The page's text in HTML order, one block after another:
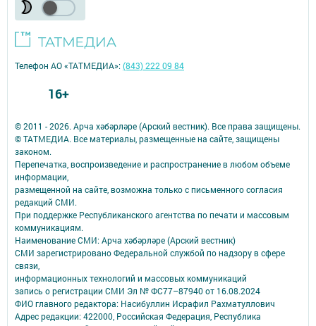
© 2011 - 2026. Арча хәбәрләре (Арский вестник). Все права защищены.
© ТАТМЕДИА. Все материалы, размещенные на сайте, защищены
законом.
Перепечатка, воспроизведение и распространение в любом объеме
информации,
размещенной на сайте, возможна только с письменного согласия
редакций СМИ.
При поддержке Республиканского агентства по печати и массовым
коммуникациям.
Наименование СМИ: Арча хәбәрләре (Арский вестник)
СМИ зарегистрировано Федеральной службой по надзору в сфере
связи,
информационных технологий и массовых коммуникаций
запись о регистрации СМИ Эл № ФС77–87940 от 16.08.2024
ФИО главного редактора: Насибуллин Исрафил Рахматуллович
Адрес редакции: 422000, Российская Федерация, Республика
Телефон АО «ТАТМЕДИА»:(843) 222 09 84
16+